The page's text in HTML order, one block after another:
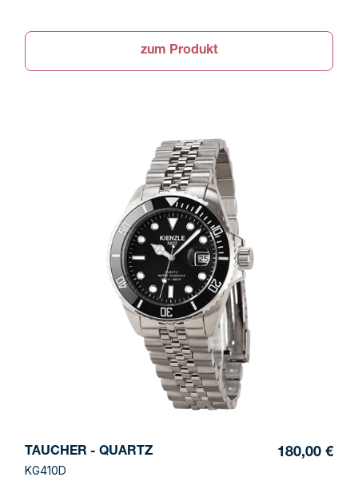
zum Produkt
TAUCHER - QUARTZ
KG410D
180,00 €